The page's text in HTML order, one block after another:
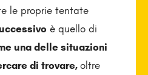
le proprie tentate
è quello di
una delle situazioni
di trovare, oltre